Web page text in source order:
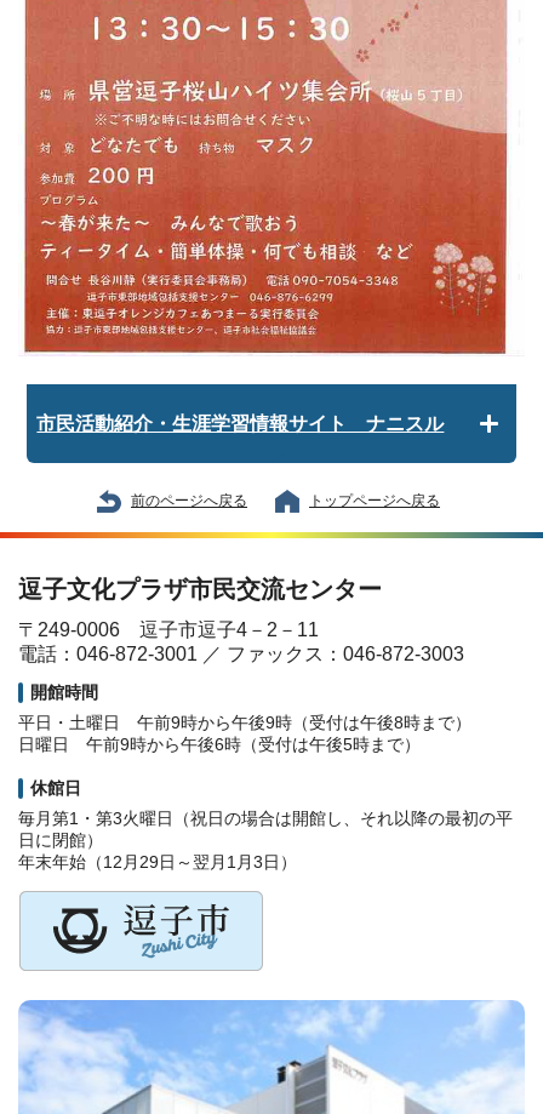
市民活動紹介・生涯学習情報サイト ナニスル
前のページへ戻る トップページへ戻る
逗子文化プラザ市民交流センター
〒249-0006 逗子市逗子4－2－11
電話：046-872-3001 ／ ファックス：046-872-3003
開館時間
平日・土曜日 午前9時から午後9時（受付は午後8時まで）
日曜日 午前9時から午後6時（受付は午後5時まで）
休館日
毎月第1・第3火曜日（祝日の場合は開館し、それ以降の最初の平
日に閉館）
年末年始（12月29日～翌月1月3日）